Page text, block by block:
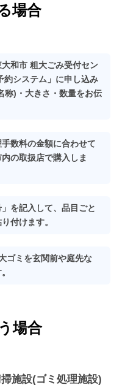
場合
和市 粗大ごみ受付セン
約システム」に申し込み
称)・大きさ・数量をお伝
数料の金額に合わせて
の取扱店で購入しま
を記入して、品目ごと
付けます。
ミを玄関前や庭先な
場合
施設(ゴミ処理施設)